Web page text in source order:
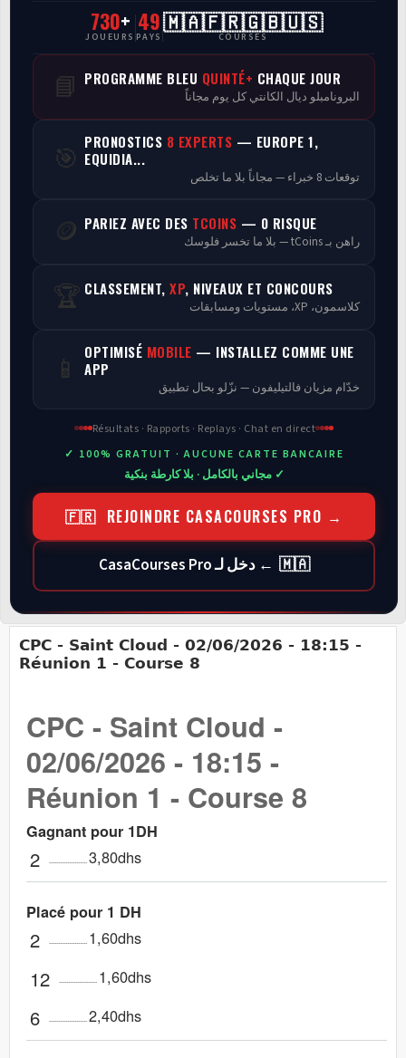
CasaCourses Pro
Resultats/Rapport CPCs
Discussion
Programmes
730+
JOUEURS
49
PAYS
🇲🇦🇫🇷🇬🇧🇺🇸
COURSES
📘 PROGRAMME BLEU QUINTÉ+ CHAQUE JOUR
البرونامبلو ديال الكانتي كل يوم مجاناً
🎯 PRONOSTICS 8 EXPERTS — EUROPE 1,
EQUIDIA...
توقعات 8 خبراء — مجاناً بلا ما تخلص
🪙 PARIEZ AVEC DES TCOINS — 0 RISQUE
راهن بـ tCoins — بلا ما تخسر فلوسك
🏆 CLASSEMENT, XP, NIVEAUX ET CONCOURS
كلاسمون، XP، مستويات ومسابقات
📱 OPTIMISÉ MOBILE — INSTALLEZ COMME UNE
APP
خدّام مزيان فالتيليفون — نزّلو بحال تطبيق
Résultats · Rapports · Replays · Chat en direct
✓ 100% GRATUIT · AUCUNE CARTE BANCAIRE
✓ مجاني بالكامل · بلا كارطة بنكية
🇫🇷 REJOINDRE CASACOURSES PRO →
🇲🇦 ← دخل لـ CasaCourses Pro
CPC - Saint Cloud - 02/06/2026 - 18:15 -
Réunion 1 - Course 8
CPC - Saint Cloud -
02/06/2026 - 18:15 -
Réunion 1 - Course 8
Gagnant pour 1DH
2 3,80dhs
Placé pour 1 DH
2 1,60dhs
12 1,60dhs
6 2,40dhs